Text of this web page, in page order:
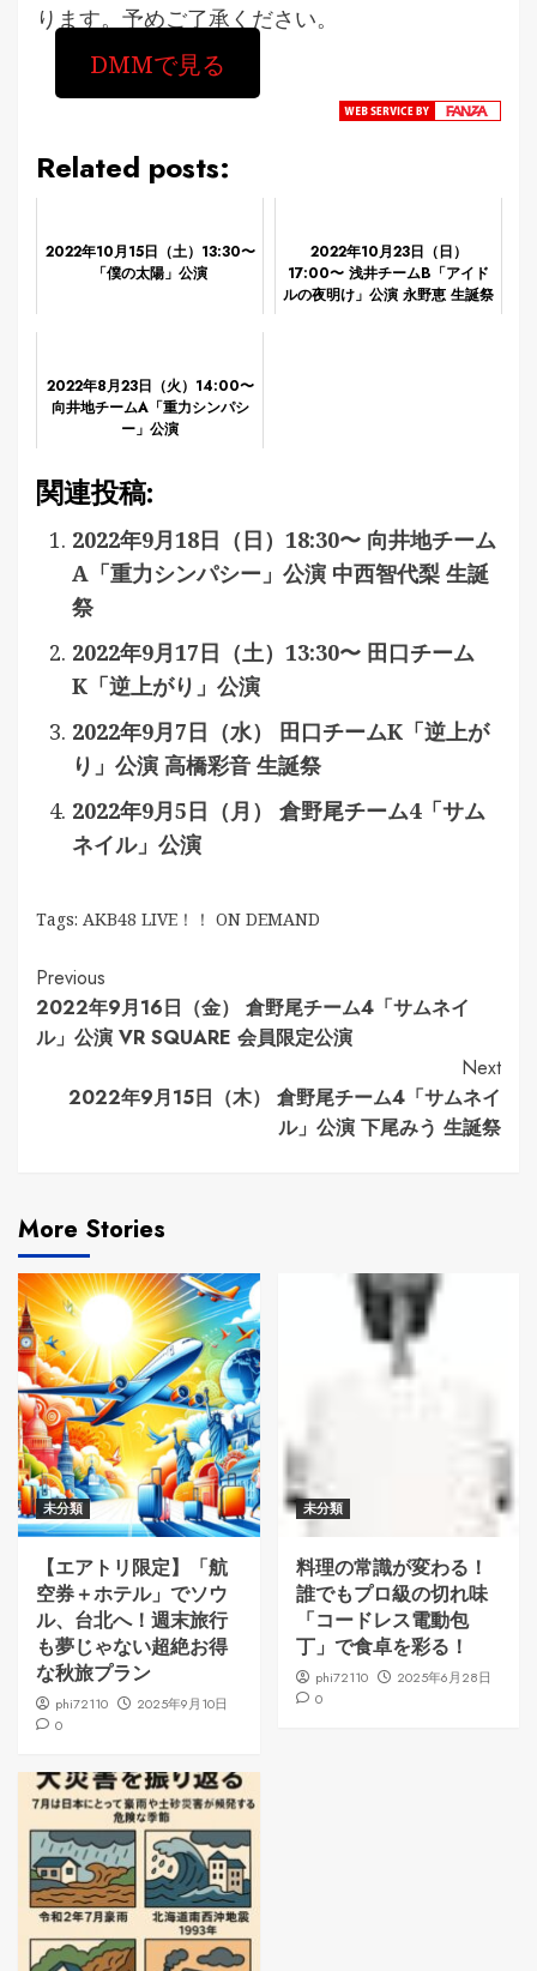
ります。予めご了承ください。
DMMで見る
Related posts:
2022年10月15日（土）13:30〜
「僕の太陽」公演
2022年10月23日（日）
17:00〜 浅井チームB「アイド
ルの夜明け」公演 永野恵 生誕祭
2022年8月23日（火）14:00〜
向井地チームA「重力シンパシ
ー」公演
関連投稿:
2022年9月18日（日）18:30〜 向井地チーム
A「重力シンパシー」公演 中西智代梨 生誕
祭
2022年9月17日（土）13:30〜 田口チーム
K「逆上がり」公演
2022年9月7日（水） 田口チームK「逆上が
り」公演 高橋彩音 生誕祭
2022年9月5日（月） 倉野尾チーム4「サム
ネイル」公演
Tags: AKB48 LIVE！！ ON DEMAND
Continue
Reading
Previous
2022年9月16日（金） 倉野尾チーム4「サムネイ
ル」公演 VR SQUARE 会員限定公演
Next
2022年9月15日（木） 倉野尾チーム4「サムネイ
ル」公演 下尾みう 生誕祭
More Stories
未分類
【エアトリ限定】「航
空券＋ホテル」でソウ
ル、台北へ！週末旅行
も夢じゃない超絶お得
な秋旅プラン
phi72110
2025年9月10日
0
未分類
料理の常識が変わる！
誰でもプロ級の切れ味
「コードレス電動包
丁」で食卓を彩る！
phi72110
2025年6月28日
0